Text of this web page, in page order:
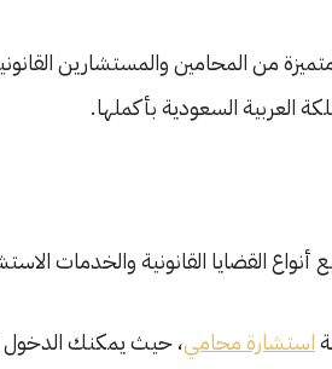
من المحامين والمستشارين
العربية السعودية بأكملها.
القضايا القانونية والخدمات
استشارة محامي، حيث يمكنك الدخول